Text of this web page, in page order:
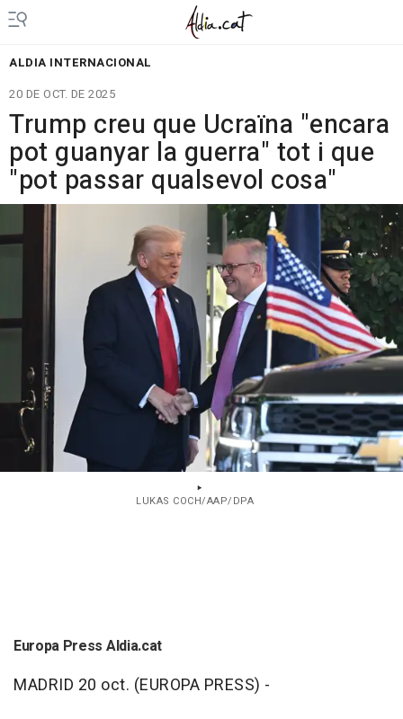
ALDIA INTERNACIONAL
20 DE OCT. DE 2025
Trump creu que Ucraïna "encara
pot guanyar la guerra" tot i que
"pot passar qualsevol cosa"
LUKAS COCH/AAP/DPA
Europa Press Aldia.cat
MADRID 20 oct. (EUROPA PRESS) -